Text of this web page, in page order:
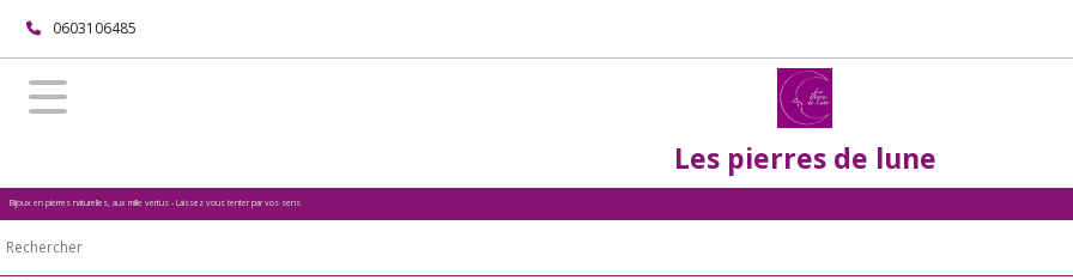
0603106485
Les pierres de lune
Bijoux en pierres naturelles, aux mille vertus - Laissez vous tenter par vos sens
Fermer
FILTRES
produits
Afficher